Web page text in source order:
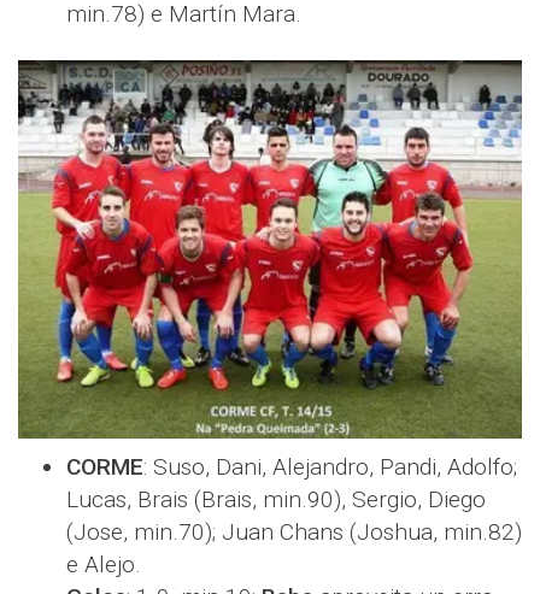
min.78) e Martín Mara.
CORME: Suso, Dani, Alejandro, Pandi, Adolfo;
Lucas, Brais (Brais, min.90), Sergio, Diego
(Jose, min.70); Juan Chans (Joshua, min.82)
e Alejo.